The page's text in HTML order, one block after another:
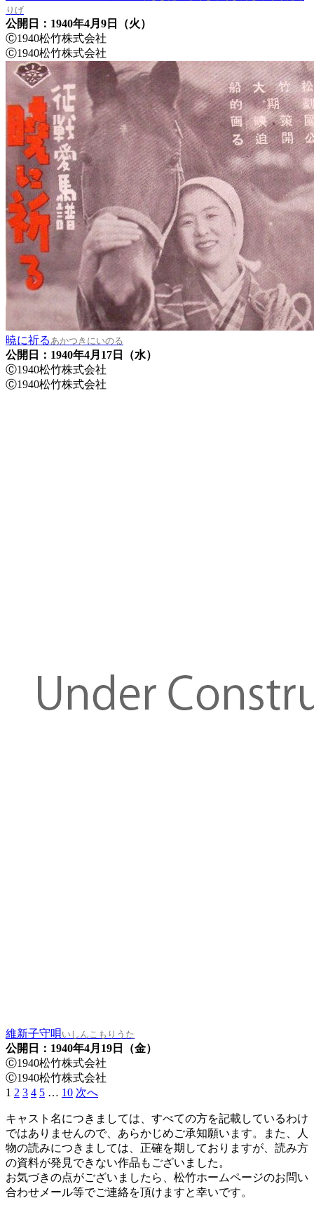
りげ
公開日：1940年4月9日（火）
Ⓒ1940松竹株式会社
Ⓒ1940松竹株式会社
暁に祈る あかつきにいのる
公開日：1940年4月17日（水）
Ⓒ1940松竹株式会社
Ⓒ1940松竹株式会社
維新子守唄いしんこもりうた
公開日：1940年4月19日（金）
Ⓒ1940松竹株式会社
Ⓒ1940松竹株式会社
1 2 3 4 5 … 10 次へ
キャスト名につきましては、すべての方を記載しているわけ
ではありませんので、あらかじめご承知願います。また、人
物の読みにつきましては、正確を期しておりますが、読み方
の資料が発見できない作品もございました。
お気づきの点がございましたら、松竹ホームページのお問い
合わせメール等でご連絡を頂けますと幸いです。